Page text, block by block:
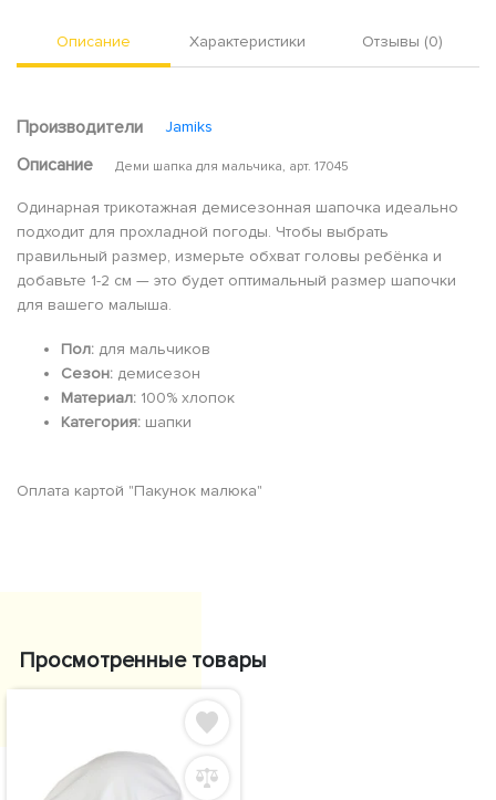
Описание Характеристики Отзывы (0)
Производители Jamiks
Описание Деми шапка для мальчика, арт. 17045
Одинарная трикотажная демисезонная шапочка идеально
подходит для прохладной погоды. Чтобы выбрать
правильный размер, измерьте обхват головы ребёнка и
добавьте 1-2 см — это будет оптимальный размер шапочки
для вашего малыша.
Пол: для мальчиков
Сезон: демисезон
Материал: 100% хлопок
Категория: шапки
Оплата картой "Пакунок малюка"
Просмотренные товары